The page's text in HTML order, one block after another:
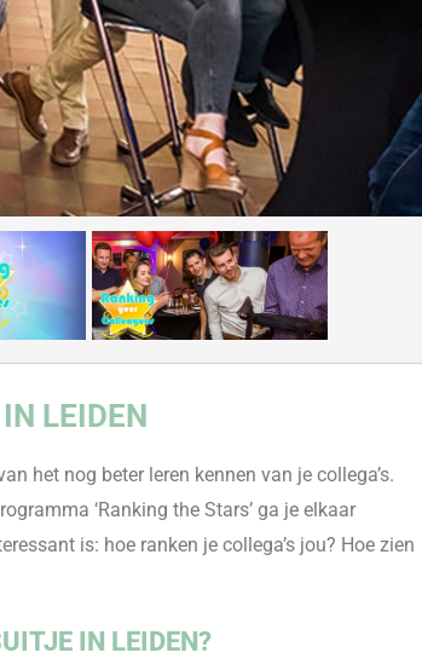
LEIDEN
het nog beter leren kennen van je collega’s.
‘Ranking the Stars’ ga je elkaar
is: hoe ranken je collega’s jou? Hoe zien
IN LEIDEN?